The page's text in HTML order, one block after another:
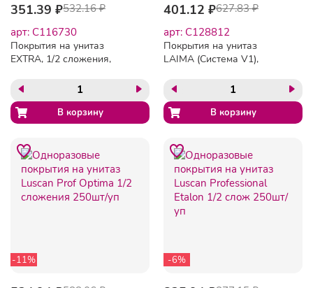
351.39 ₽532.16 ₽
арт: C116730
Покрытия на унитаз
EXTRA, 1/2 сложения,
м2, КОМПЛЕКТ 250 шт.,
37х42,5 см, 116730
401.12 ₽627.83 ₽
арт: C128812
Покрытия на унитаз
LAIMA (Система V1),
КОМПЛЕКТ 200 шт., 37х41
см, 128812
-11% -6%